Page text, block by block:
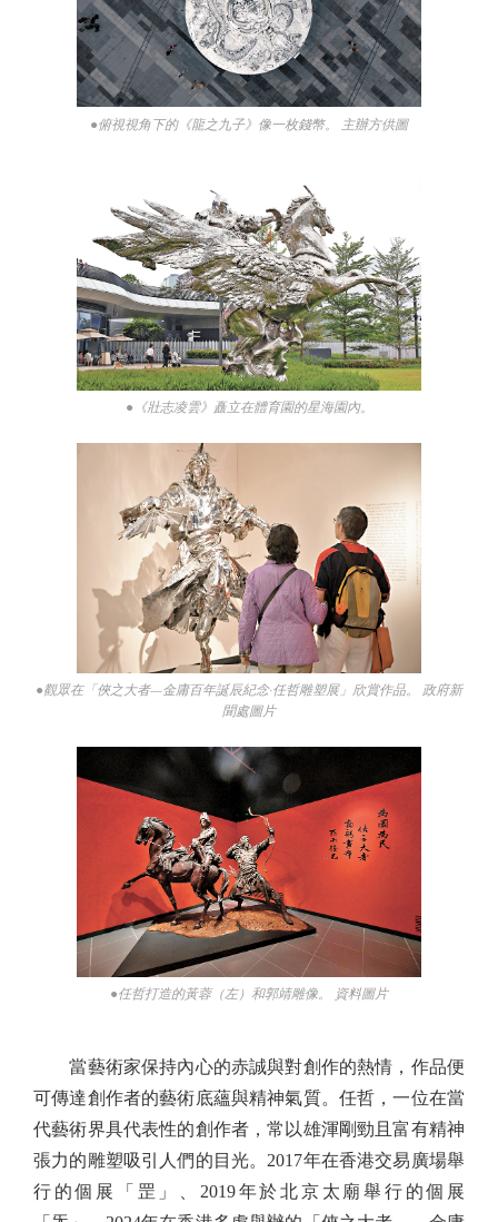
●俯視視角下的《龍之九子》像一枚錢幣。 主辦方供圖
●《壯志凌雲》矗立在體育園的星海園內。
●觀眾在「俠之大者—金庸百年誕辰紀念·任哲雕塑展」欣賞作品。 政府新
聞處圖片
●任哲打造的黃蓉（左）和郭靖雕像。 資料圖片
當藝術家保持內心的赤誠與對創作的熱情，作品便
可傳達創作者的藝術底蘊與精神氣質。任哲，一位在當
代藝術界具代表性的創作者，常以雄渾剛勁且富有精神
張力的雕塑吸引人們的目光。2017年在香港交易廣場舉
行的個展「罡」、2019年於北京太廟舉行的個展